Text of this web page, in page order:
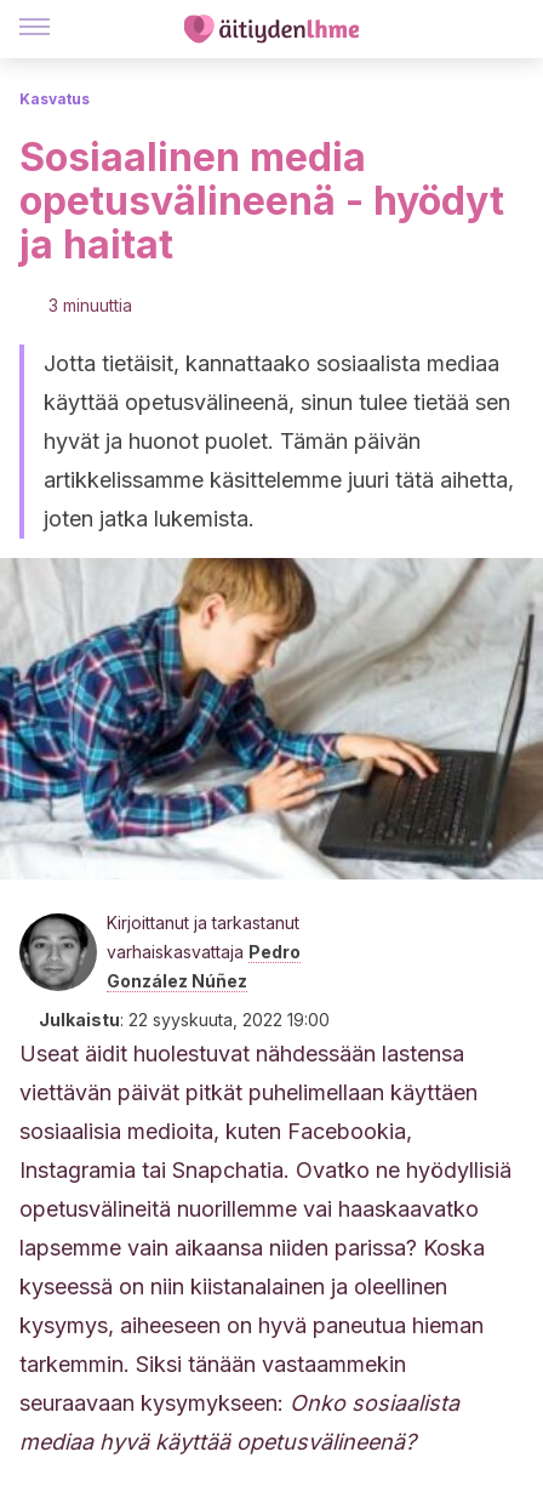
Kasvatus
Sosiaalinen media
opetusvälineenä - hyödyt
ja haitat
3 minuuttia
Jotta tietäisit, kannattaako sosiaalista mediaa
käyttää opetusvälineenä, sinun tulee tietää sen
hyvät ja huonot puolet. Tämän päivän
artikkelissamme käsittelemme juuri tätä aihetta,
joten jatka lukemista.
Kirjoittanut ja tarkastanut
varhaiskasvattaja Pedro
González Núñez
Julkaistu: 22 syyskuuta, 2022 19:00
Useat äidit huolestuvat nähdessään lastensa
viettävän päivät pitkät puhelimellaan käyttäen
sosiaalisia medioita, kuten Facebookia,
Instagramia tai Snapchatia. Ovatko ne hyödyllisiä
opetusvälineitä nuorillemme vai haaskaavatko
lapsemme vain aikaansa niiden parissa? Koska
kyseessä on niin kiistanalainen ja oleellinen
kysymys, aiheeseen on hyvä paneutua hieman
tarkemmin. Siksi tänään vastaammekin
seuraavaan kysymykseen: Onko sosiaalista
mediaa hyvä käyttää opetusvälineenä?